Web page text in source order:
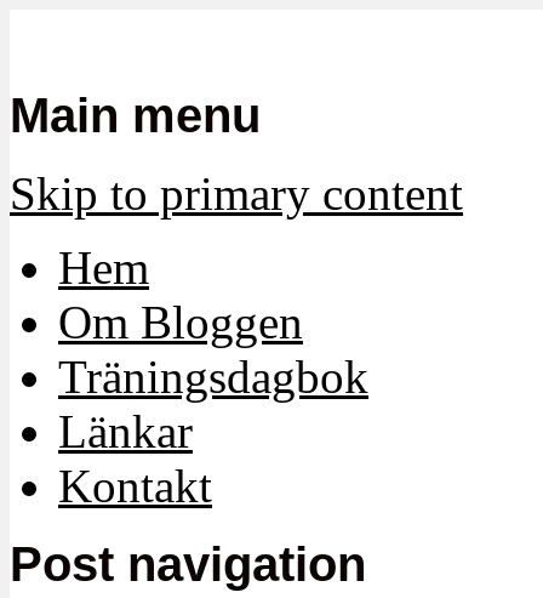
Main menu
Skip to primary content
Hem
Om Bloggen
Träningsdagbok
Länkar
Kontakt
Post navigation